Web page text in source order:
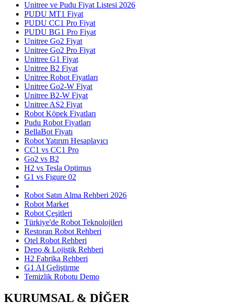
Unitree ve Pudu Fiyat Listesi 2026
PUDU MT1 Fiyat
PUDU CC1 Pro Fiyat
PUDU BG1 Pro Fiyat
Unitree Go2 Fiyat
Unitree Go2 Pro Fiyat
Unitree G1 Fiyat
Unitree B2 Fiyat
Unitree Robot Fiyatları
Unitree Go2-W Fiyat
Unitree B2-W Fiyat
Unitree AS2 Fiyat
Robot Köpek Fiyatları
Pudu Robot Fiyatları
BellaBot Fiyatı
Robot Yatırım Hesaplayıcı
CC1 vs CC1 Pro
Go2 vs B2
H2 vs Tesla Optimus
G1 vs Figure 02
Robot Satın Alma Rehberi 2026
Robot Market
Robot Çeşitleri
Türkiye'de Robot Teknolojileri
Restoran Robot Rehberi
Otel Robot Rehberi
Depo & Lojistik Rehberi
H2 Fabrika Rehberi
G1 AI Geliştirme
Temizlik Robotu Demo
KURUMSAL & DİĞER